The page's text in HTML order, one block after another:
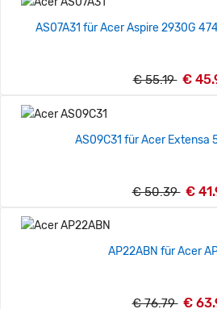
AS07A31 für Acer Aspire 2930G
€ 55.19 €
AS09C31 für Acer Extensa
€ 50.39 €
AP22ABN für Acer
€ 76.79 €